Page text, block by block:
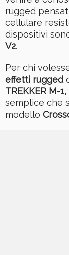
rugged
cellulare
dispositivi
V2.
Per chi
effetti rugged
TREKKER M-1,
semplice che
modello